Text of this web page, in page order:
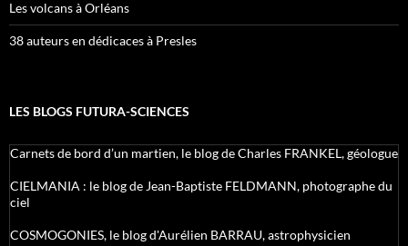
Les volcans à Orléans
38 auteurs en dédicaces à Presles
LES BLOGS FUTURA-SCIENCES
Carnets de bord d’un martien, le blog de Charles FRANKEL, géologue
CIELMANIA : le blog de Jean-Baptiste FELDMANN, photographe du
ciel
COSMOGONIES, le blog d'Aurélien BARRAU, astrophysicien